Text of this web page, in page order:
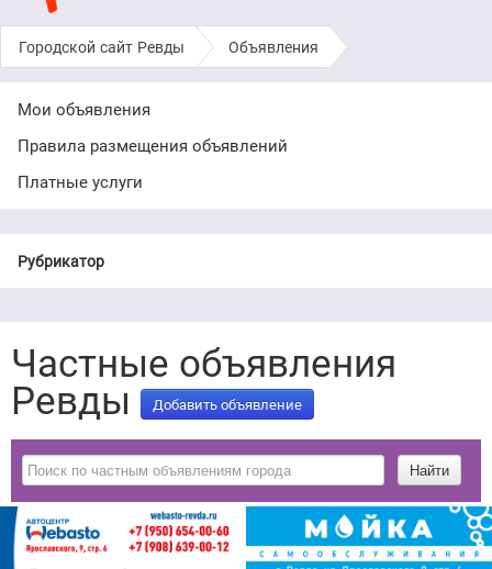
Городской сайт Ревды › Объявления
Рубрикатор
Частные объявления
Ревды Добавить объявление
Мои объявления
Правила размещения объявлений
Платные услуги